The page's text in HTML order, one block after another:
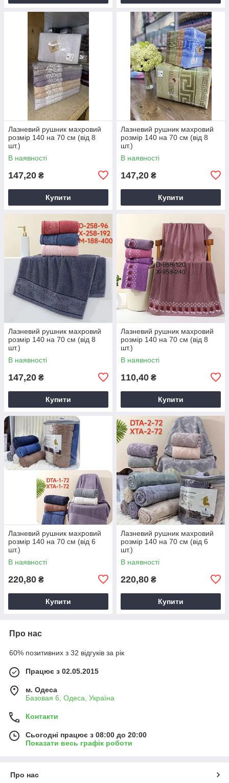
Лазневий рушник махровий
розмір 140 на 70 см (від 8
шт.)
В наявності
147,20 ₴
Купити
Лазневий рушник махровий
розмір 140 на 70 см (від 8
шт.)
В наявності
147,20 ₴
Купити
Лазневий рушник махровий
розмір 140 на 70 см (від 8
шт.)
В наявності
147,20 ₴
Купити
Лазневий рушник махровий
розмір 140 на 70 см (від 8
шт.)
В наявності
110,40 ₴
Купити
Лазневий рушник махровий
розмір 140 на 70 см (від 6
шт.)
В наявності
220,80 ₴
Купити
Лазневий рушник махровий
розмір 140 на 70 см (від 6
шт.)
В наявності
220,80 ₴
Купити
Про нас
60% позитивних з 32 відгуків за рік
Працює з 02.05.2015
м. Одеса
Базовая 6, Одеса, Україна
Контакти
Сьогодні працює з 08:00 до 20:00
Показати весь графік роботи
Про нас